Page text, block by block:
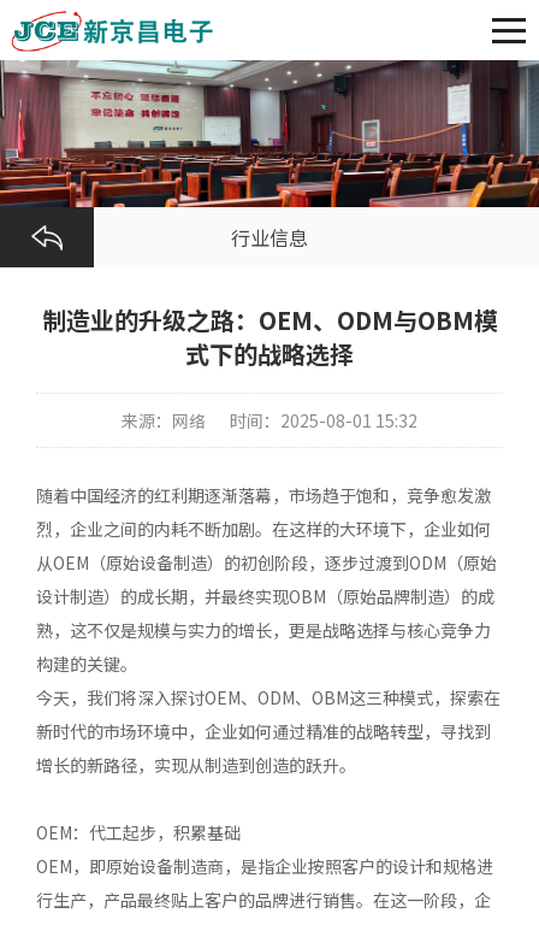
行业信息
制造业的升级之路：OEM、ODM与OBM模
式下的战略选择
来源：网络 时间：2025-08-01 15:32
随着中国经济的红利期逐渐落幕，市场趋于饱和，竞争愈发激
烈，企业之间的内耗不断加剧。在这样的大环境下，企业如何
从OEM（原始设备制造）的初创阶段，逐步过渡到ODM（原始
设计制造）的成长期，并最终实现OBM（原始品牌制造）的成
熟，这不仅是规模与实力的增长，更是战略选择与核心竞争力
构建的关键。
今天，我们将深入探讨OEM、ODM、OBM这三种模式，探索在
新时代的市场环境中，企业如何通过精准的战略转型，寻找到
增长的新路径，实现从制造到创造的跃升。
OEM：代工起步，积累基础
OEM，即原始设备制造商，是指企业按照客户的设计和规格进
行生产，产品最终贴上客户的品牌进行销售。在这一阶段，企